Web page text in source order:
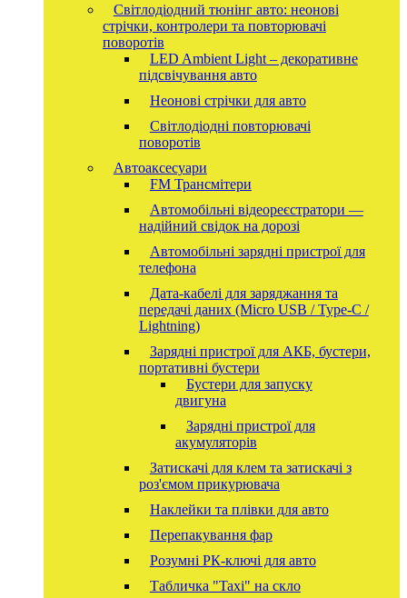
Світлодіодний тюнінг авто: неонові
стрічки, контролери та повторювачі
поворотів
LED Ambient Light – декоративне
підсвічування авто
Неонові стрічки для авто
Світлодіодні повторювачі
поворотів
Автоаксесуари
FM Трансмітери
Автомобільні відеореєстратори —
надійний свідок на дорозі
Автомобільні зарядні пристрої для
телефона
Дата-кабелі для заряджання та
передачі даних (Micro USB / Type-C /
Lightning)
Зарядні пристрої для АКБ, бустери,
портативні бустери
Бустери для запуску
двигуна
Зарядні пристрої для
акумуляторів
Затискачі для клем та затискачі з
роз'ємом прикурювача
Наклейки та плівки для авто
Перепакування фар
Розумні РК-ключі для авто
Табличка "Taxi" на скло